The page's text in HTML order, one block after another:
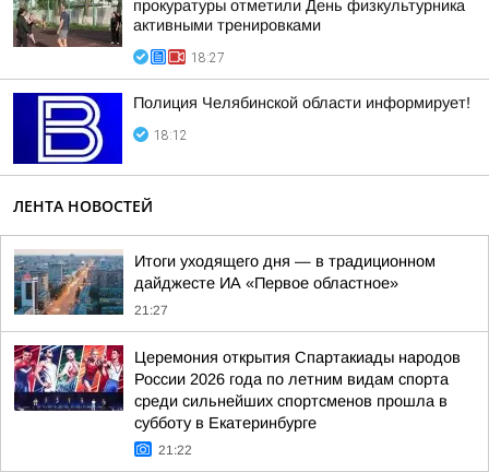
прокуратуры отметили День физкультурника
активными тренировками
18:27
Полиция Челябинской области информирует!
18:12
ЛЕНТА НОВОСТЕЙ
Итоги уходящего дня — в традиционном
дайджесте ИА «Первое областное»
21:27
Церемония открытия Спартакиады народов
России 2026 года по летним видам спорта
среди сильнейших спортсменов прошла в
субботу в Екатеринбурге
21:22